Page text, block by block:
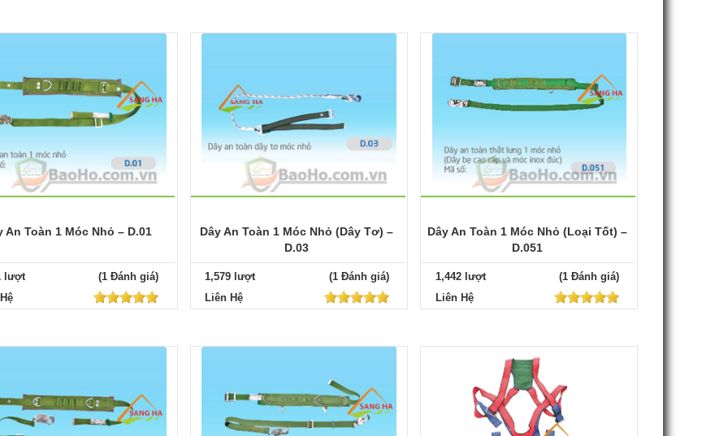
An Toàn 1 Móc Nhỏ – D.01
lượt
(1 Đánh giá)
Dây An Toàn 1 Móc Nhỏ (Dây Tơ) –
D.03
1,579 lượt
(1 Đánh giá)
Liên Hệ
Dây An Toàn 1 Móc Nhỏ (Loại Tốt) –
D.051
1,442 lượt
(1 Đánh giá)
Liên Hệ